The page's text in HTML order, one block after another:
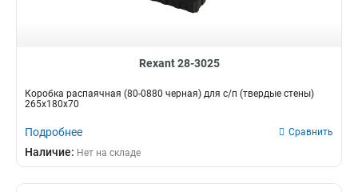
Rexant 28-3025
Коробка распаячная (80-0880 черная) для с/п (твердые стены)
265х180х70
Подробнее Сравнить
Наличие: Нет на складе